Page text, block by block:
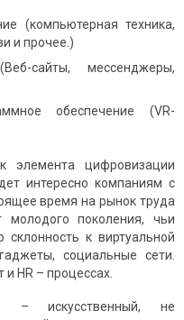
(компьютерная техника,
и прочее.)
сайты, мессенджеры,
обеспечение (VR-
элемента цифровизации
интересно компаниям с
время на рынок труда
молодого поколения, чьи
склонность к виртуальной
социальные сети.
HR – процессах.
– искусственный, не